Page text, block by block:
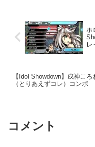
ホ
レ
【Idol Showdown】戌神こ
（とりあえずコレ）コンボ
コメント